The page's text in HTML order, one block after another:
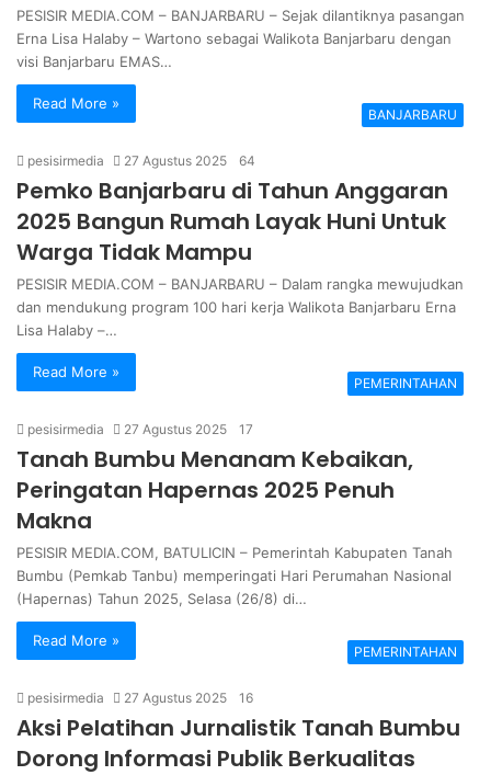
PESISIR MEDIA.COM – BANJARBARU – Sejak dilantiknya pasangan
Erna Lisa Halaby – Wartono sebagai Walikota Banjarbaru dengan
visi Banjarbaru EMAS…
Read More »
BANJARBARU
pesisirmedia 27 Agustus 2025 64
Pemko Banjarbaru di Tahun Anggaran
2025 Bangun Rumah Layak Huni Untuk
Warga Tidak Mampu
PESISIR MEDIA.COM – BANJARBARU – Dalam rangka mewujudkan
dan mendukung program 100 hari kerja Walikota Banjarbaru Erna
Lisa Halaby –…
Read More »
PEMERINTAHAN
pesisirmedia 27 Agustus 2025 17
Tanah Bumbu Menanam Kebaikan,
Peringatan Hapernas 2025 Penuh
Makna
PESISIR MEDIA.COM, BATULICIN – Pemerintah Kabupaten Tanah
Bumbu (Pemkab Tanbu) memperingati Hari Perumahan Nasional
(Hapernas) Tahun 2025, Selasa (26/8) di…
Read More »
PEMERINTAHAN
pesisirmedia 27 Agustus 2025 16
Aksi Pelatihan Jurnalistik Tanah Bumbu
Dorong Informasi Publik Berkualitas